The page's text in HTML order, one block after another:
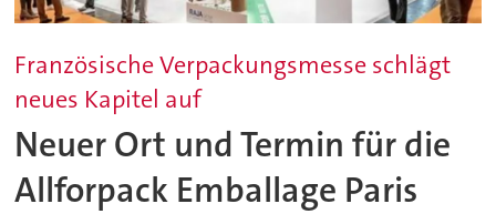
Französische Verpackungsmesse schlägt
neues Kapitel auf
Neuer Ort und Termin für die
Allforpack Emballage Paris